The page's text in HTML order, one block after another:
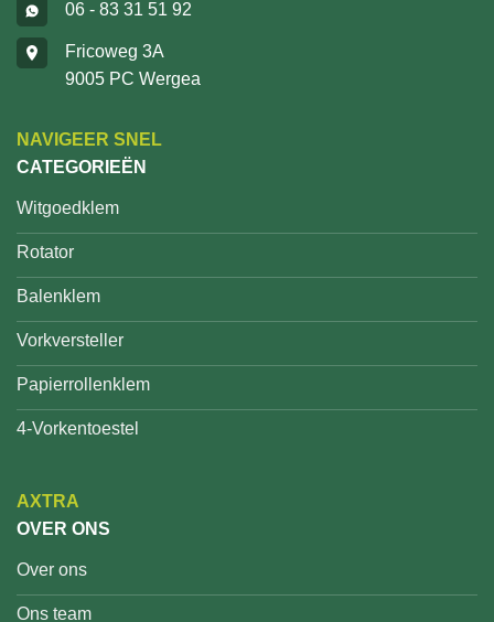
06 - 83 31 51 92
Fricoweg 3A
9005 PC Wergea
NAVIGEER SNEL
CATEGORIEËN
Witgoedklem
Rotator
Balenklem
Vorkversteller
Papierrollenklem
4-Vorkentoestel
AXTRA
OVER ONS
Over ons
Ons team